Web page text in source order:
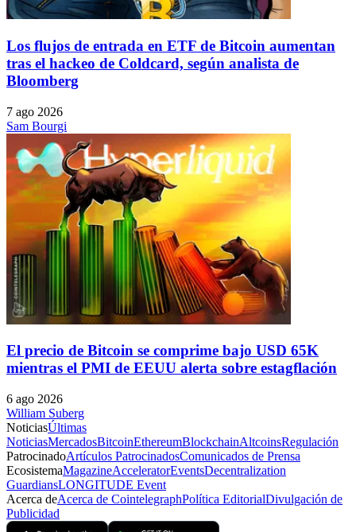
Los flujos de entrada en ETF de Bitcoin aumentan
tras el hackeo de Coldcard, según analista de
Bloomberg
7 ago 2026
Sam Bourgi
El precio de Bitcoin se comprime bajo USD 65K
mientras el PMI de EEUU alerta sobre estagflación
6 ago 2026
William Suberg
NoticiasÚltimas
NoticiasMercadosBitcoinEthereumBlockchainAltcoinsRegulación
PatrocinadoArtículos PatrocinadosComunicados de Prensa
EcosistemaMagazineAcceleratorEventsDecentralization
GuardiansLONGITUDE Event
Acerca deAcerca de CointelegraphPolítica EditorialDivulgación de
Publicidad